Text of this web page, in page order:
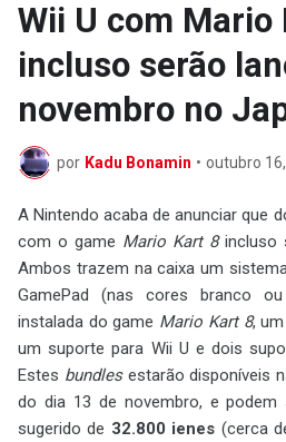
Wii U com Mario
incluso serão
novembro no
por Kadu Bonamin • outubro
A Nintendo acaba de anunciar que
com o game Mario Kart 8incluso
Ambos trazem na caixa um
GamePad (nas cores branco
instalada do game Mario Kart 8,
um suporte para Wii U e dois
Estes bundlesestarão disponíveis
do dia 13 de novembro, e podem
sugerido de 32.800 ienes (cerca